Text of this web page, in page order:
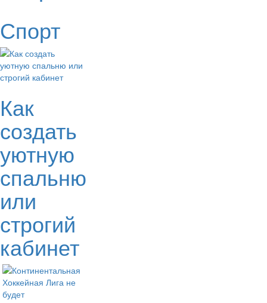
Спорт
Как
создать
уютную
спальню
или
строгий
кабинет